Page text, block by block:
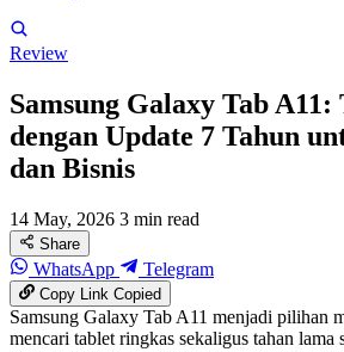
Review
Samsung Galaxy Tab
dengan Update 7 Tahun
dan Bisnis
14 May, 2026 3 min read
Share
WhatsApp Telegram
Copy LinkCopied
Samsung Galaxy Tab A11 menjadi pilihan
mencari tablet ringkas sekaligus tahan lama